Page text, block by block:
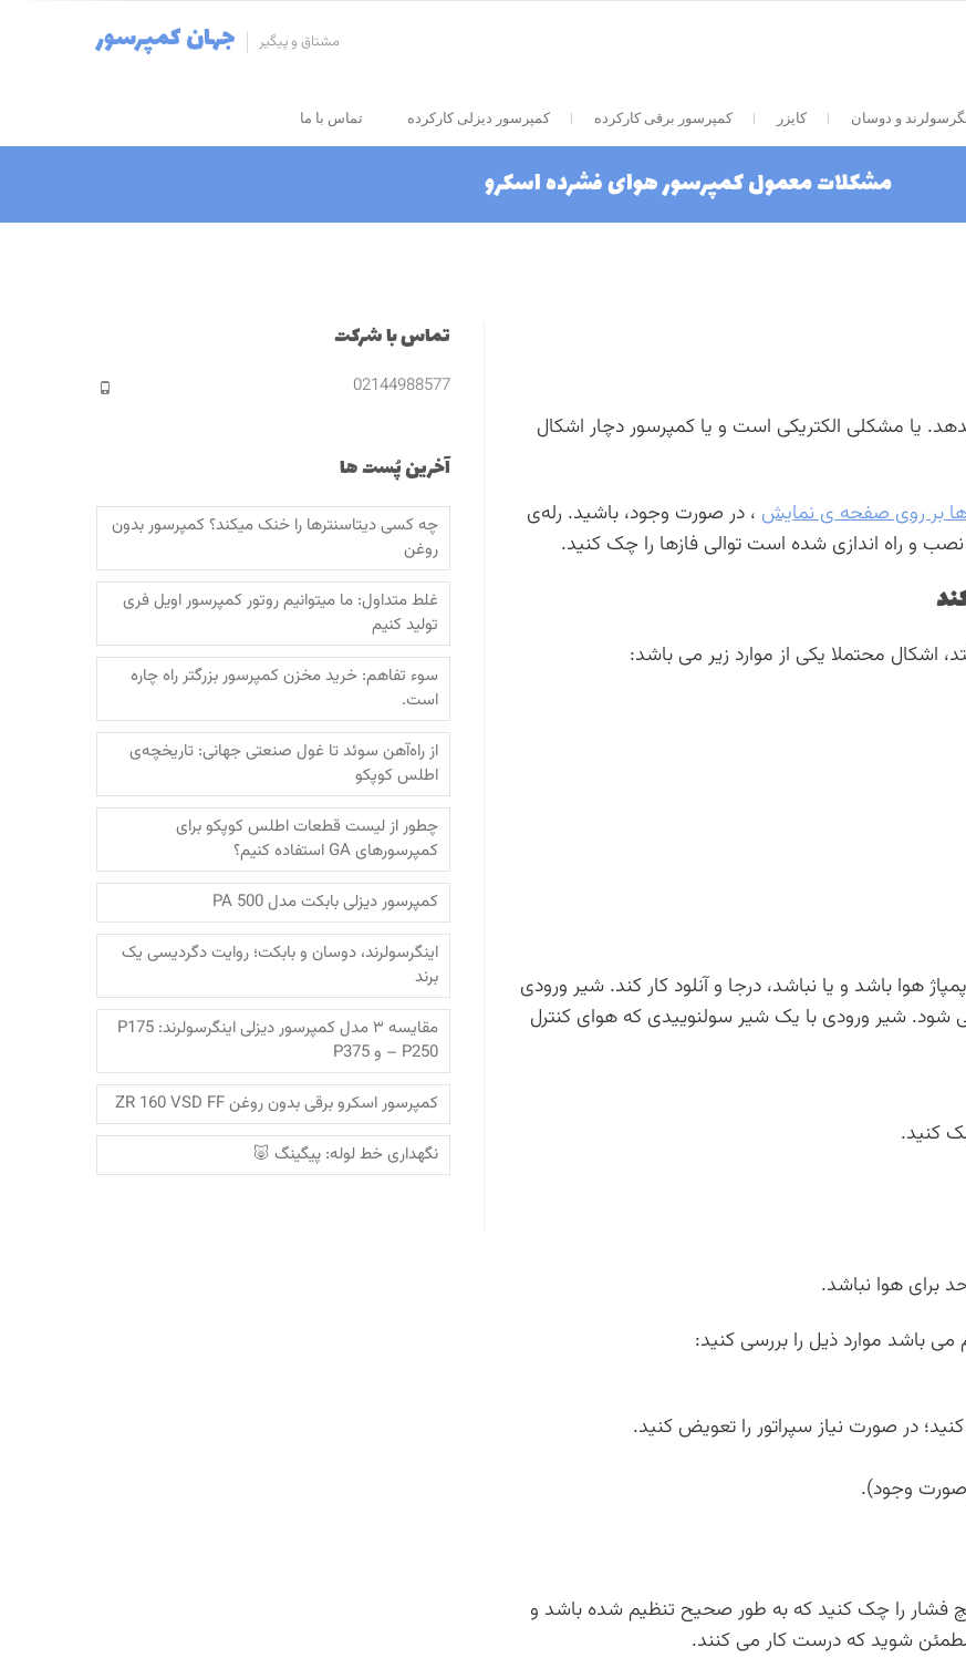
جهان کمپرسور مشتاق و پیگیر
و دوسان کایزر کمپرسور برقی کارکرده کمپرسور دیزلی کارکرده تماس با ما
مشکلات معمول کمپرسور هوای فشرده اسکرو
یا مشکلی الکتریکی است و یا کمپرسور دچار اشکال
بر روی صفحه ی نمایش ، در صورت وجود، باشید. رله‌ی
و راه اندازی شده است توالی فازها را چک کنید.
اشکال محتملا یکی از موارد زیر می باشد:
هوا باشد و یا نباشد، درجا و آنلود کار کند. شیر ورودی
شود. شیر ورودی با یک شیر سولنوییدی که هوای کنترل
کنید.
برای هوا نباشد.
می باشد موارد ذیل را بررسی کنید:
در صورت نیاز سپراتور را تعویض کنید.
صورت وجود).
فشار را چک کنید که به طور صحیح تنظیم شده باشد و
شوید که درست کار می کنند.
تماس با شرکت
02144988577
آخرین پُست ها
چه کسی دیتاسنترها را خنک میکند؟ کمپرسور بدون
روغن
غلط متداول: ما میتوانیم روتور کمپرسور اویل فری
تولید کنیم
سوء تفاهم: خرید مخزن کمپرسور بزرگتر راه چاره
است.
از راه‌آهن سوئد تا غول صنعتی جهانی: تاریخچه‌ی
اطلس کوپکو
چطور از لیست قطعات اطلس کوپکو برای
کمپرسورهای GA استفاده کنیم؟
کمپرسور دیزلی بابکت مدل PA 500
اینگرسولرند، دوسان و بابکت؛‌ روایت دگردیسی یک
برند
مقایسه ۳ مدل کمپرسور دیزلی اینگرسولرند: P175
– P250 و P375
کمپرسور اسکرو برقی بدون روغن ZR 160 VSD FF
نگهداری خط لوله: پیگینگ 🐷